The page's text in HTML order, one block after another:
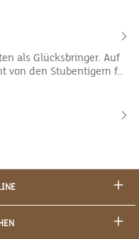
als Glücksbringer. Auf
von den Stubentigern f…